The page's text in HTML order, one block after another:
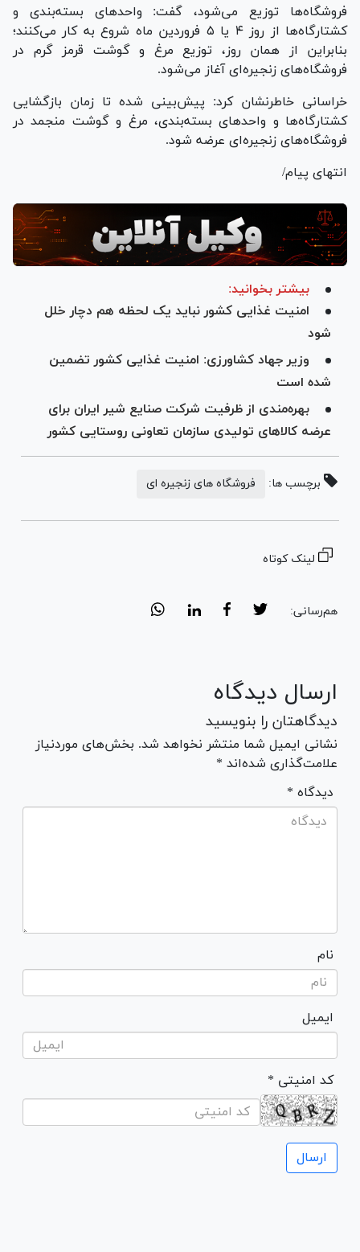
فروشگاه‌ها توزیع می‌شود، گفت: واحد‌های بسته‌بندی و
کشتارگاه‌ها از روز ۴ یا ۵ فروردین ماه شروع به کار می‌کنند؛
بنابراین از همان روز، توزیع مرغ و گوشت قرمز گرم در
فروشگاه‌های زنجیره‌ای آغاز می‌شود.
خراسانی خاطرنشان کرد: پیش‌بینی شده تا زمان بازگشایی
کشتارگاه‌ها و واحد‌های بسته‌بندی، مرغ و گوشت منجمد در
فروشگاه‌های زنجیره‌ای عرضه شود.
انتهای پیام/
بیشتر بخوانید:
امنیت غذایی کشور نباید یک لحظه هم دچار خلل
شود
وزیر جهاد کشاورزی: امنیت غذایی کشور تضمین
شده است
بهره‌مندی از ظرفیت شرکت صنایع شیر ایران برای
عرضه کالا‌های تولیدی سازمان تعاونی روستایی کشور
برچسب ها: فروشگاه های زنجیره ای
لینک کوتاه
هم‌رسانی:
ارسال دیدگاه
دیدگاهتان را بنویسید
نشانی ایمیل شما منتشر نخواهد شد. بخش‌های موردنیاز
علامت‌گذاری شده‌اند *
* دیدگاه
نام
ایمیل
* کد امنیتی